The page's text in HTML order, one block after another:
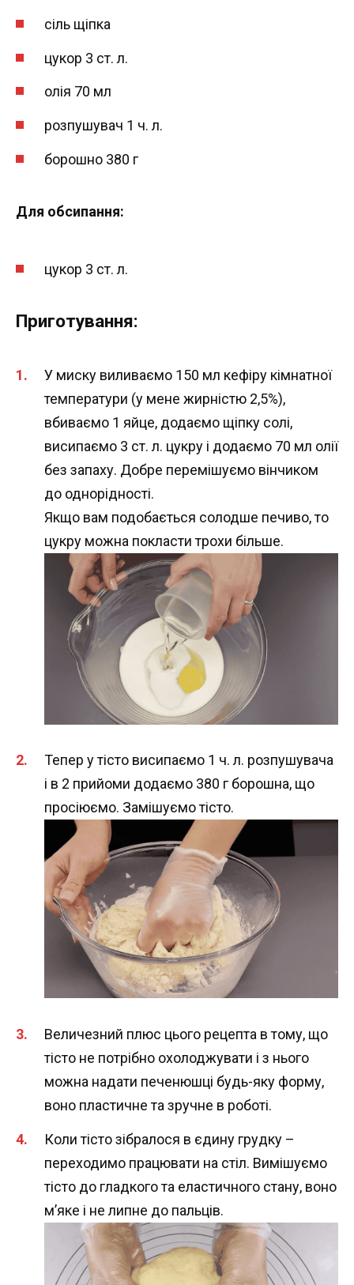
сіль щіпка
цукор 3 ст. л.
олія 70 мл
розпушувач 1 ч. л.
борошно 380 г
Для обсипання:
цукор 3 ст. л.
Приготування:
У миску виливаємо 150 мл кефіру кімнатної
температури (у мене жирністю 2,5%),
вбиваємо 1 яйце, додаємо щіпку солі,
висипаємо 3 ст. л. цукру і додаємо 70 мл олії
без запаху. Добре перемішуємо вінчиком
до однорідності.
Якщо вам подобається солодше печиво, то
цукру можна покласти трохи більше.
Тепер у тісто висипаємо 1 ч. л. розпушувача
і в 2 прийоми додаємо 380 г борошна, що
просіюємо. Замішуємо тісто.
Величезний плюс цього рецепта в тому, що
тісто не потрібно охолоджувати і з нього
можна надати печенюшці будь-яку форму,
воно пластичне та зручне в роботі.
Коли тісто зібралося в єдину грудку –
переходимо працювати на стіл. Вимішуємо
тісто до гладкого та еластичного стану, воно
м’яке і не липне до пальців.